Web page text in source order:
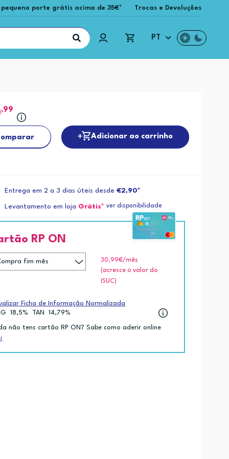
porte grátis acima de 35€* Trocas e Devoluções
PT
,99
Adicionar ao carrinho
Entrega em 2 a 3 dias úteis desde€2,90*
Levantamento em loja Grátis* ver disponibilidade
RP ON
30,99€/mês
(acresce o valor do
ISUC)
Ficha de Informação Normalizada
18,5% TAN 14,79%
não tens cartão RP ON? Sabe como aderir online